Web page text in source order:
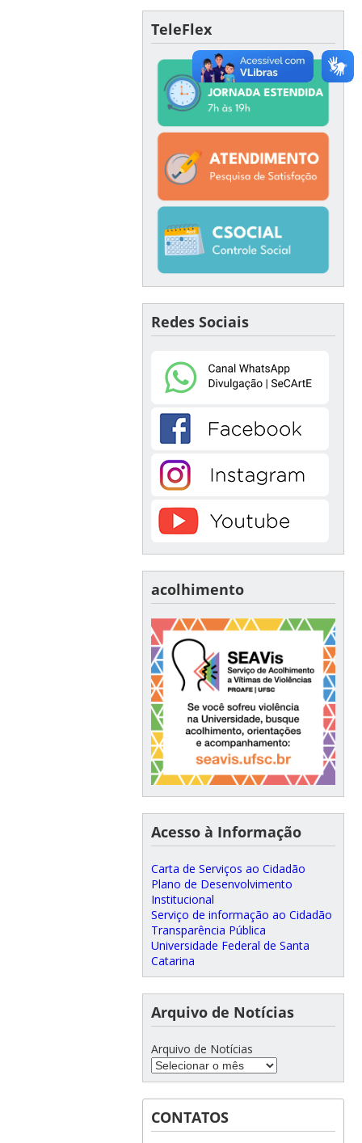
TeleFlex
Redes Sociais
acolhimento
Acesso à Informação
Carta de Serviços ao Cidadão
Plano de Desenvolvimento
Institucional
Serviço de informação ao Cidadão
Transparência Pública
Universidade Federal de Santa
Catarina
Arquivo de Notícias
Arquivo de Notícias
CONTATOS